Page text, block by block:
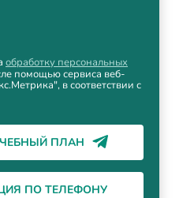
обработку персональных
помощью сервиса веб-
в соответствии с
ПЛАН
ПО ТЕЛЕФОНУ